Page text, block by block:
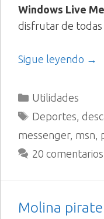
Windows Live
disfrutar de todas
Sigue leyendo →
Categorías
Utilidades
Etiquetas
Deportes,
messenger, msn,
20 comentarios
Molina